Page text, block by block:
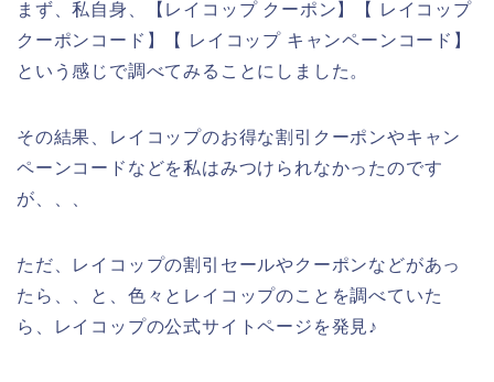
まず、私自身、【レイコップ クーポン】【 レイコップ
クーポンコード】【 レイコップ キャンペーンコード】
という感じで調べてみることにしました。
その結果、レイコップのお得な割引クーポンやキャン
ペーンコードなどを私はみつけられなかったのです
が、、、
ただ、レイコップの割引セールやクーポンなどがあっ
たら、、と、色々とレイコップのことを調べていた
ら、レイコップの公式サイトページを発見♪